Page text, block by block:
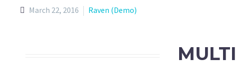
March 22, 2016 Raven (Demo)